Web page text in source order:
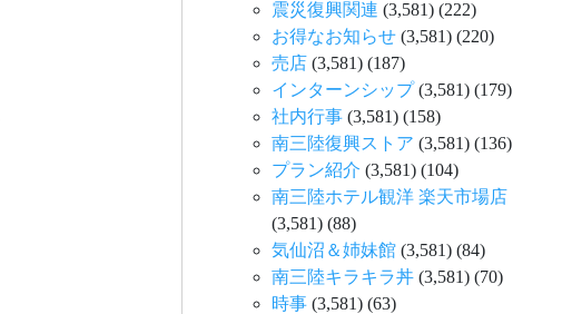
震災復興関連 (3,581) (222)
お得なお知らせ (3,581) (220)
売店 (3,581) (187)
インターンシップ(3,581) (179)
社内行事 (3,581) (158)
南三陸復興ストア (3,581) (136)
プラン紹介 (3,581) (104)
南三陸ホテル観洋 楽天市場店
(3,581) (88)
気仙沼＆姉妹館 (3,581) (84)
南三陸キラキラ丼 (3,581) (70)
時事 (3,581) (63)